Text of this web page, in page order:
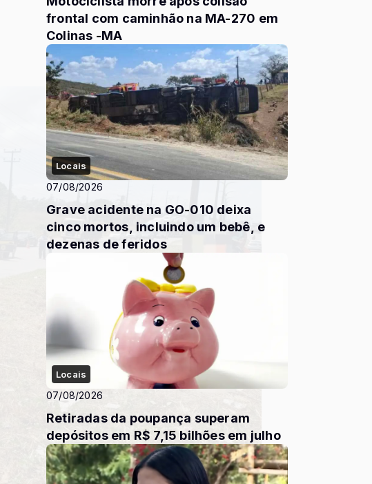
frontal com caminhão na MA-270 em
Colinas -MA
Locais
07/08/2026
Grave acidente na GO-010 deixa
cinco mortos, incluindo um bebê, e
dezenas de feridos
Locais
07/08/2026
Retiradas da poupança superam
depósitos em R$ 7,15 bilhões em julho